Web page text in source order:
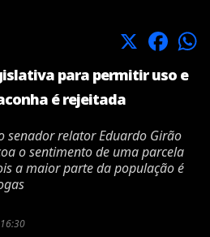
X Facebook
para permitir uso e
é rejeitada
senador relator Eduardo Girão
o sentimento de uma parcela
a maior parte da população é